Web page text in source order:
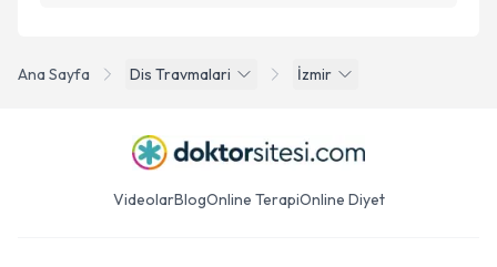
Ana Sayfa Dis Travmalari İzmir
VideolarBlogOnline TerapiOnline Diyet